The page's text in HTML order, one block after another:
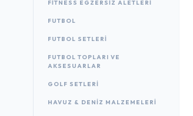
FITNESS EGZERSIZ ALETLERI
FUTBOL
FUTBOL SETLERI
FUTBOL TOPLARI VE
AKSESUARLAR
GOLF SETLERI
HAVUZ & DENIZ MALZEMELERI